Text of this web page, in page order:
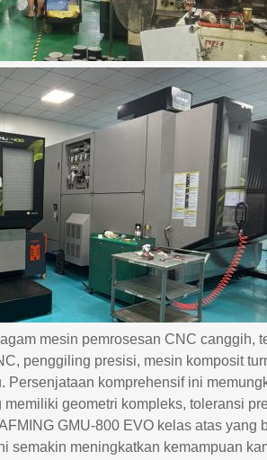
mesin pemrosesan CNC canggih,
penggiling presisi, mesin komposit
Persenjataan komprehensif ini
geometri kompleks, toleransi
GMU-800 EVO kelas atas yang
semakin meningkatkan kemampuan